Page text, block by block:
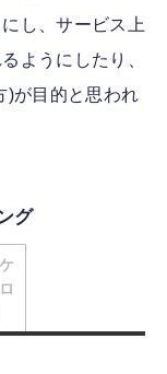
し、サービス上
ようにしたり、
)が目的と思われ
グ